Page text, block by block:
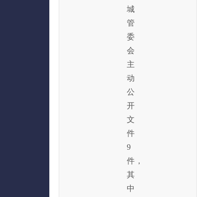
城
管
委
会
主
动
公
开
文
件
9
件，
其
中